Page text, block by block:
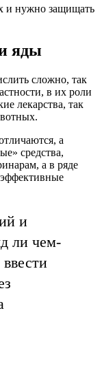
и нужно защищать
яды
сложно, так
в их роли
лекарства, так
а
средства,
а в ряде
и
ли чем-